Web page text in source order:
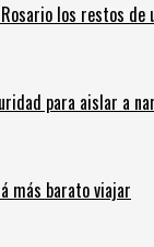
los restos de
para aislar a
más barato viajar